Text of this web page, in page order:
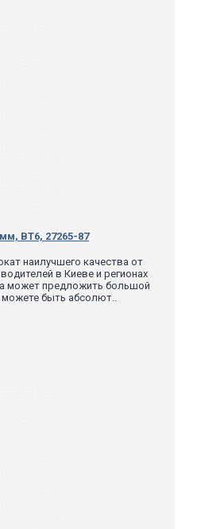
ВТ6, 27265-87
наилучшего качества от
в Киеве и регионах
может предложить большой
быть абсолют..